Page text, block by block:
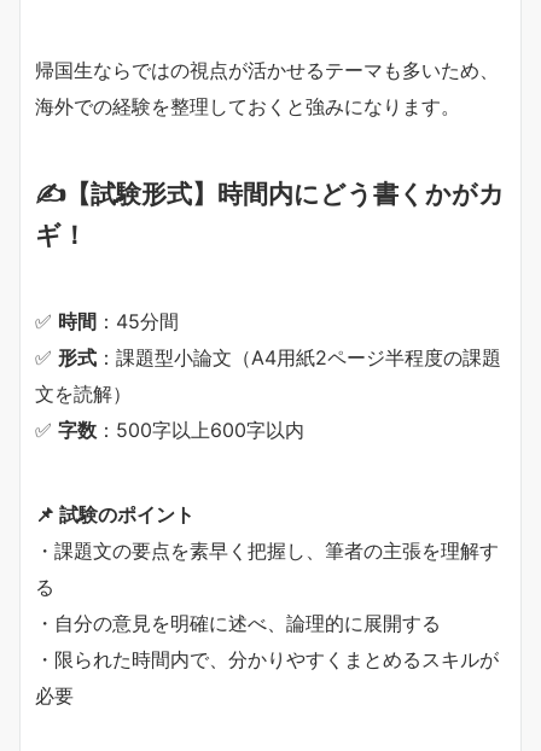
帰国生ならではの視点が活かせるテーマも多いため、
海外での経験を整理しておくと強みになります。
✍【試験形式】時間内にどう書くかがカ
ギ！
✅ 時間 ：45分間
✅ 形式 ：課題型小論文（A4用紙2ページ半程度の課題
文を読解）
✅ 字数 ：500字以上600字以内
📌 試験のポイント
・課題文の要点を素早く把握し、筆者の主張を理解す
る
・自分の意見を明確に述べ、論理的に展開する
・限られた時間内で、分かりやすくまとめるスキルが
必要